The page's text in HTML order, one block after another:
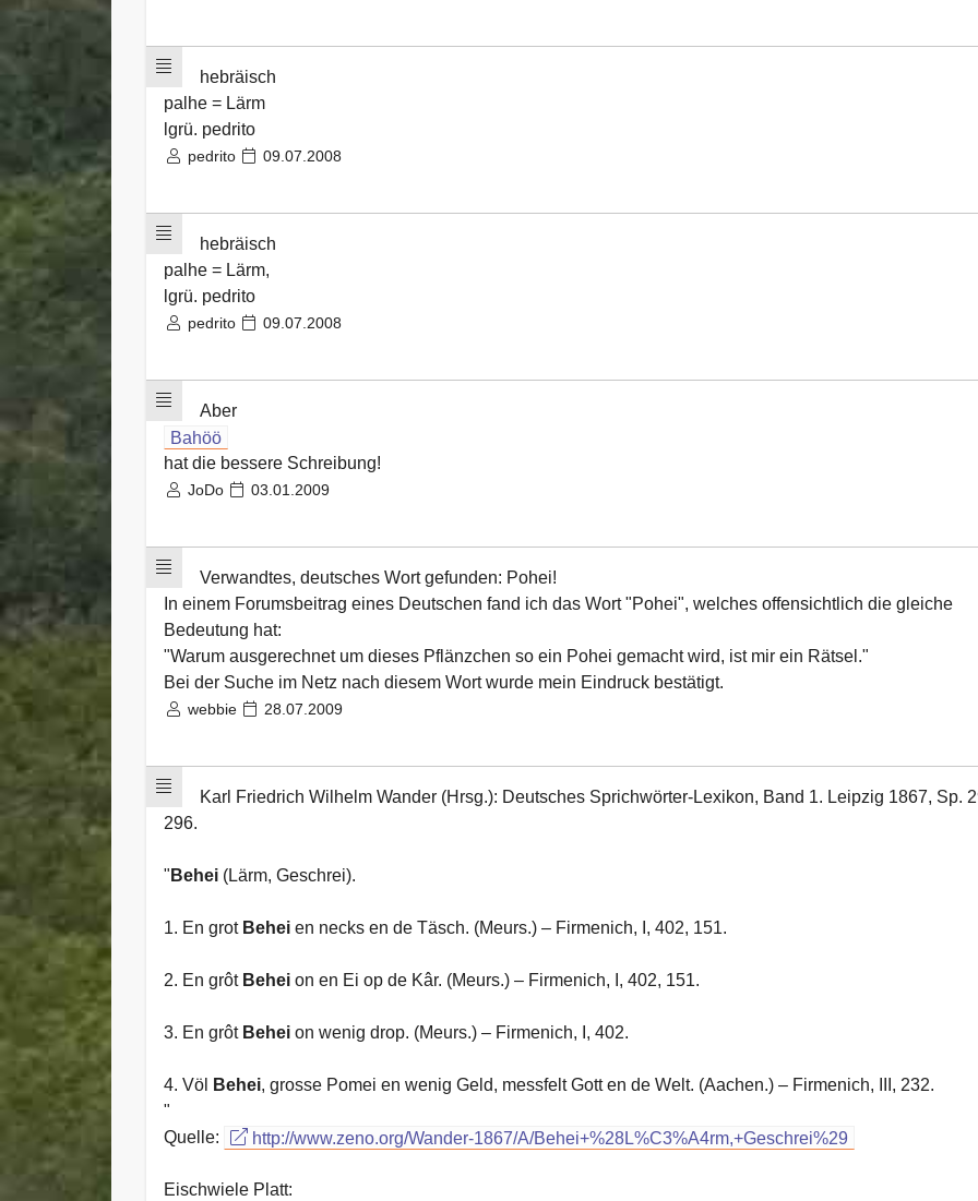
hebräisch
palhe = Lärm
lgrü. pedrito
pedrito 09.07.2008
hebräisch
palhe = Lärm,
lgrü. pedrito
pedrito 09.07.2008
Aber
Bahöö
hat die bessere Schreibung!
JoDo 03.01.2009
Verwandtes, deutsches Wort gefunden: Pohei!
In einem Forumsbeitrag eines Deutschen fand ich das Wort "Pohei", welches offensichtlich die gleiche
Bedeutung hat:
"Warum ausgerechnet um dieses Pflänzchen so ein Pohei gemacht wird, ist mir ein Rätsel."
Bei der Suche im Netz nach diesem Wort wurde mein Eindruck bestätigt.
webbie 28.07.2009
Karl Friedrich Wilhelm Wander (Hrsg.): Deutsches Sprichwörter-Lexikon, Band 1. Leipzig 1867, Sp.
296.
" Behei (Lärm, Geschrei).
1. En grot Behei en necks en de Täsch. (Meurs.) – Firmenich, I, 402, 151.
2. En grôt Behei on en Ei op de Kâr. (Meurs.) – Firmenich, I, 402, 151.
3. En grôt Behei on wenig drop. (Meurs.) – Firmenich, I, 402.
4. Völ Behei, grosse Pomei en wenig Geld, messfelt Gott en de Welt. (Aachen.) – Firmenich, III, 232.
"
Quelle:
http://www.zeno.org/Wander-1867/A/Behei+%28L%C3%A4rm,+Geschrei%29
Eischwiele Platt: